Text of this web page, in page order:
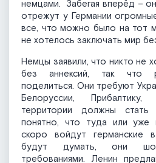
немцами. Забегая вперёд –
отрежут у Германии
все, что можно было на тот
не хотелось заключать мир
Немцы заявили, что никто не
без аннексий, так что
поделиться. Они требуют
Белоруссии,
территории должны стать
понятно, что туда или уже
скоро войдут германские
будут думать, они
требованиями. Ленин